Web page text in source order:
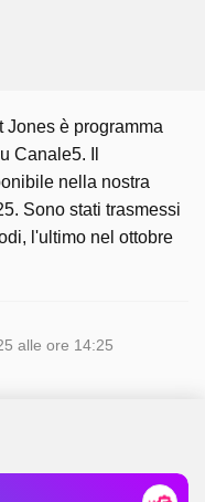
Jones è programma
Canale5. Il
nella nostra
Sono stati trasmessi
l'ultimo nel ottobre
alle ore 14:25